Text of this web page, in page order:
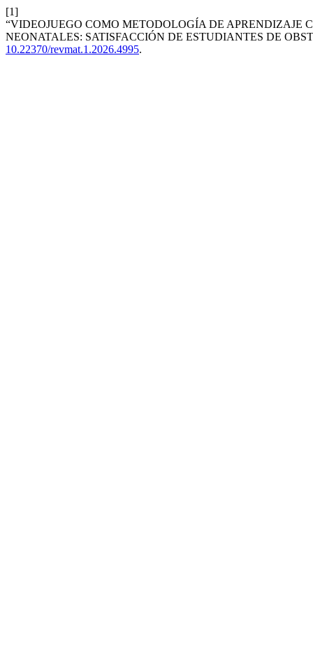
[1]
“VIDEOJUEGO COMO METODOLOGÍA DE
NEONATALES: SATISFACCIÓN DE ESTUDIANTES DE
10.22370/revmat.1.2026.4995.